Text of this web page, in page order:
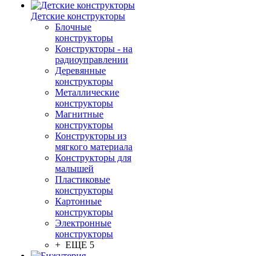
Детские конструкторы
Блочные
конструкторы
Конструкторы - на
радиоуправлении
Деревянные
конструкторы
Металлические
конструкторы
Магнитные
конструкторы
Конструкторы из
мягкого материала
Конструкторы для
малышей
Пластиковые
конструкторы
Картонные
конструкторы
Электронные
конструкторы
+ ЕЩЕ 5